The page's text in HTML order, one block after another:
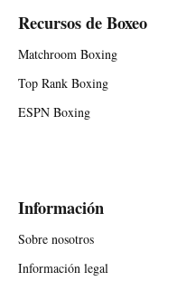
Recursos de Boxeo
Matchroom Boxing
Top Rank Boxing
ESPN Boxing
Información
Sobre nosotros
Información legal